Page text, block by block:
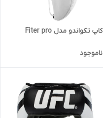
کاپ تکواندو مدل Fiter pro
ناموجود